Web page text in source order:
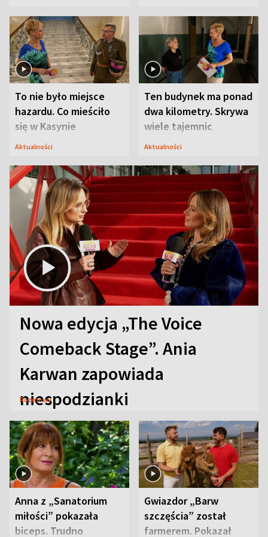
To nie było miejsce
hazardu. Co mieściło
się w Kasynie
Oficerskim?
Aktualności
Ten budynek ma ponad
dwa kilometry. Skrywa
wiele tajemnic
Aktualności
Nowa edycja „The Voice
Comeback Stage”. Ania
Karwan zapowiada
niespodzianki
Rozmowy
Anna z „Sanatorium
miłości” pokazała
biceps. Trudno
Gwiazdor „Barw
szczęścia” został
farmerem. Pokazał